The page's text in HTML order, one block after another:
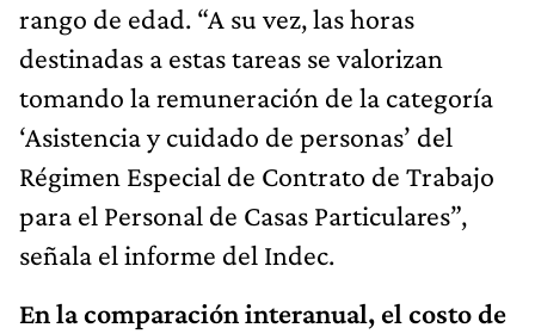
rango de edad. “A su vez, las horas
destinadas a estas tareas se valorizan
tomando la remuneración de la categoría
‘Asistencia y cuidado de personas’ del
Régimen Especial de Contrato de Trabajo
para el Personal de Casas Particulares”,
señala el informe del Indec.
En la comparación interanual, el costo de